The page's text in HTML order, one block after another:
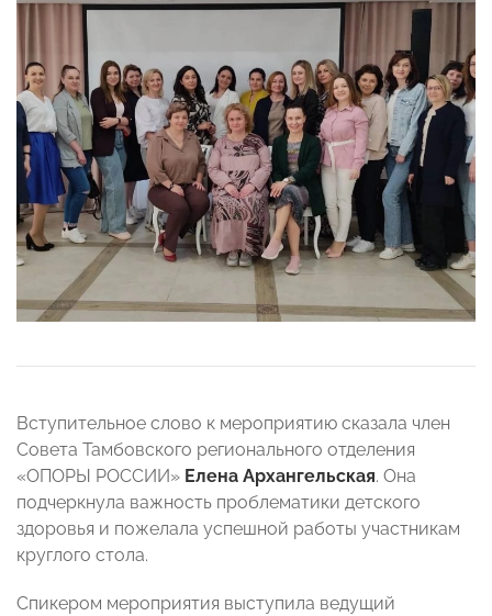
Вступительное слово к мероприятию сказала член
Совета Тамбовского регионального отделения
«ОПОРЫ РОССИИ» Елена Архангельская. Она
подчеркнула важность проблематики детского
здоровья и пожелала успешной работы участникам
круглого стола.
Спикером мероприятия выступила ведущий